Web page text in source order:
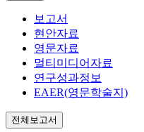
보고서
현안자료
영문자료
멀티미디어자료
연구성과정보
EAER(영문학술지)
전체보고서